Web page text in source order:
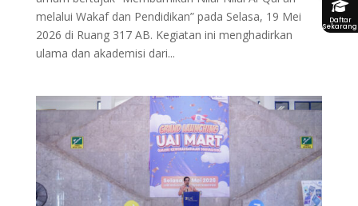
melalui Wakaf dan Pendidikan” pada Selasa, 19 Mei
2026 di Ruang 317 AB. Kegiatan ini menghadirkan
ulama dan akademisi dari...
Daftar
Sekarang